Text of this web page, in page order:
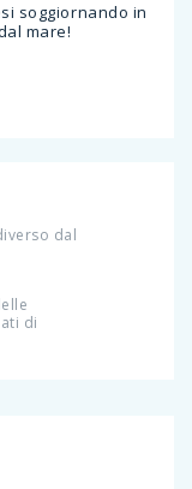
soggiornando in
mare!
dal
di